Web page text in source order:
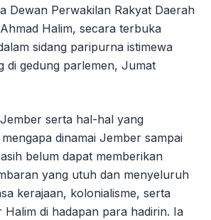
Dewan Perwakilan Rakyat Daerah
Halim, secara terbuka
sidang paripurna istimewa
di gedung parlemen, Jumat
serta hal-hal yang
dinamai Jember sampai
belum dapat memberikan
yang utuh dan menyeluruh
kerajaan, kolonialisme, serta
di hadapan para hadirin. Ia